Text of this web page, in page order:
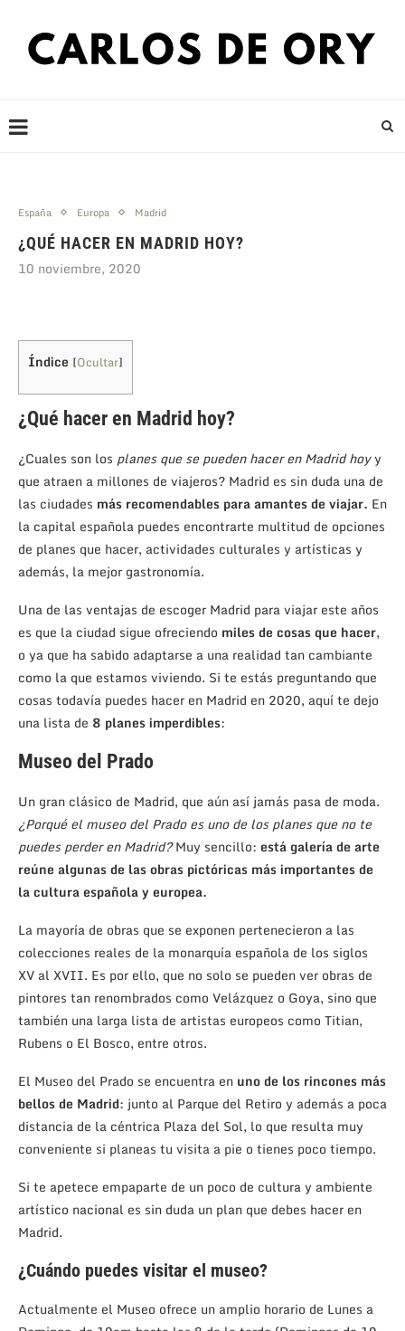
España Europa Madrid
¿QUÉ HACER EN MADRID HOY?
10 noviembre, 2020
Índice [Ocultar]
¿Qué hacer en Madrid hoy?
¿Cuales son los planes que se pueden hacer en Madrid hoyy
que atraen a millones de viajeros? Madrid es sin duda una de
las ciudades más recomendables para amantes de viajar. En
la capital española puedes encontrarte multitud de opciones
de planes que hacer, actividades culturales y artísticas y
además, la mejor gastronomía.
Una de las ventajas de escoger Madrid para viajar este años
es que la ciudad sigue ofreciendo miles de cosas que hacer,
o ya que ha sabido adaptarse a una realidad tan cambiante
como la que estamos viviendo. Si te estás preguntando que
cosas todavía puedes hacer en Madrid en 2020, aquí te dejo
una lista de 8 planes imperdibles:
Museo del Prado
Un gran clásico de Madrid, que aún así jamás pasa de moda.
¿Porqué el museo del Prado es uno de los planes que no te
puedes perder en Madrid?Muy sencillo: está galería de arte
reúne algunas de las obras pictóricas más importantes de
la cultura española y europea.
La mayoría de obras que se exponen pertenecieron a las
colecciones reales de la monarquía española de los siglos
XV al XVII. Es por ello, que no solo se pueden ver obras de
pintores tan renombrados como Velázquez o Goya, sino que
también una larga lista de artistas europeos como Titian,
Rubens o El Bosco, entre otros.
El Museo del Prado se encuentra en uno de los rincones más
bellos de Madrid: junto al Parque del Retiro y además a poca
distancia de la céntrica Plaza del Sol, lo que resulta muy
conveniente si planeas tu visita a pie o tienes poco tiempo.
Si te apetece empaparte de un poco de cultura y ambiente
artístico nacional es sin duda un plan que debes hacer en
Madrid.
¿Cuándo puedes visitar el museo?
Actualmente el Museo ofrece un amplio horario de Lunes a